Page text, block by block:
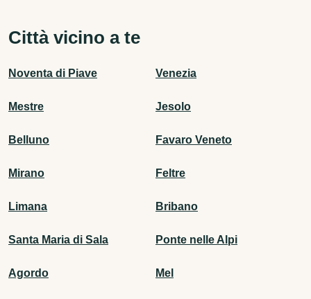
Città vicino a te
Noventa di Piave Venezia
Mestre Jesolo
Belluno Favaro Veneto
Mirano Feltre
Limana Bribano
Santa Maria di Sala Ponte nelle Alpi
Agordo Mel